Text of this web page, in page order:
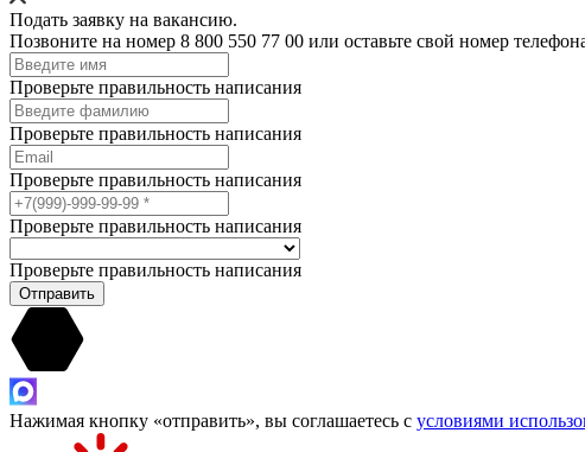
Подать заявку на вакансию.
Позвоните на номер 8 800 550 77 00 или оставьте свой номер
Проверьте правильность написания
Проверьте правильность написания
Проверьте правильность написания
Проверьте правильность написания
Проверьте правильность написания
Отправить
Нажимая кнопку «отправить», вы соглашаетесь с условиями